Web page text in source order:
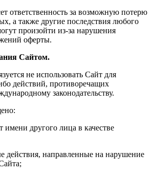
ответственность за возможную потерю
а также другие последствия любого
произойти из-за нарушения
оферты.
Сайтом.
не использовать Сайт для
действий, противоречащих
законодательству.
имени другого лица в качестве
действия, направленные на нарушение